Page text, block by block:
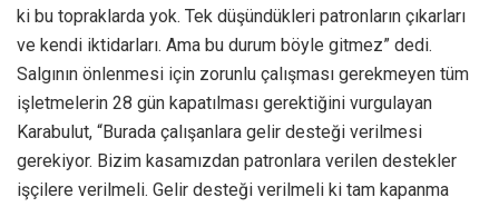
ki bu topraklarda yok. Tek düşündükleri patronların çıkarları
ve kendi iktidarları. Ama bu durum böyle gitmez” dedi.
Salgının önlenmesi için zorunlu çalışması gerekmeyen tüm
işletmelerin 28 gün kapatılması gerektiğini vurgulayan
Karabulut, “Burada çalışanlara gelir desteği verilmesi
gerekiyor. Bizim kasamızdan patronlara verilen destekler
işçilere verilmeli. Gelir desteği verilmeli ki tam kapanma